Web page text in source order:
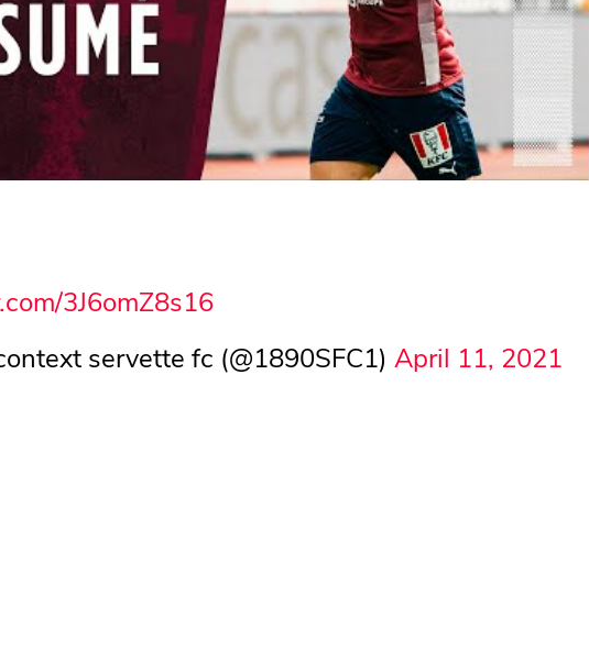
3J6omZ8s16
servette fc (@1890SFC1) April 11, 2021